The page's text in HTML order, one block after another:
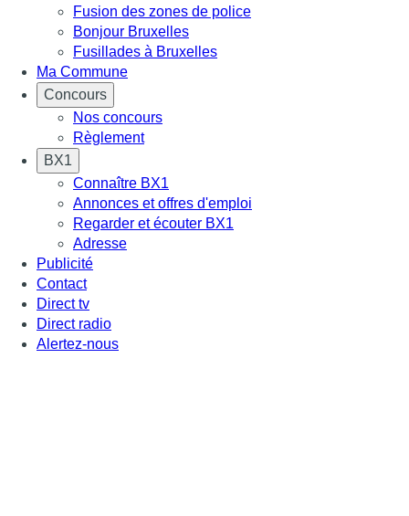
Fusion des zones de police
Bonjour Bruxelles
Fusillades à Bruxelles
Ma Commune
Concours
Nos concours
Règlement
BX1
Connaître BX1
Annonces et offres d'emploi
Regarder et écouter BX1
Adresse
Publicité
Contact
Direct tv
Direct radio
Alertez-nous